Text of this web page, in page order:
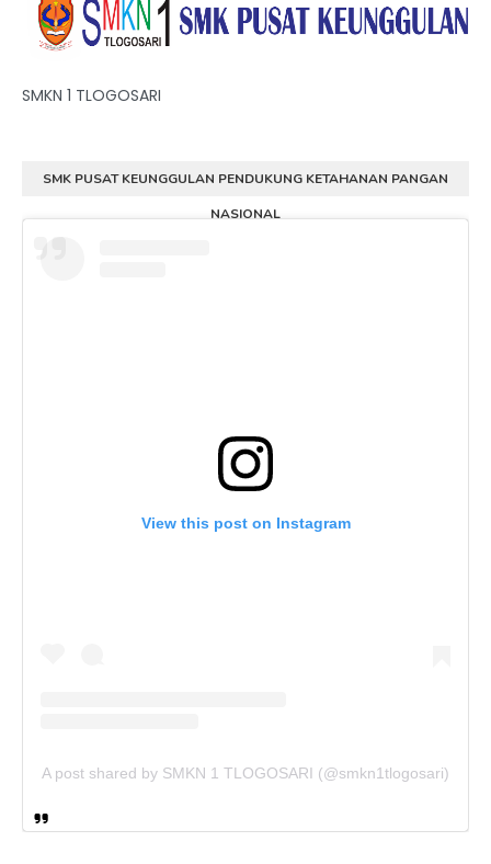
SMKN 1 TLOGOSARI
SMK PUSAT KEUNGGULAN PENDUKUNG KETAHANAN PANGAN
NASIONAL
View this post on Instagram
A post shared by SMKN 1 TLOGOSARI (@smkn1tlogosari)